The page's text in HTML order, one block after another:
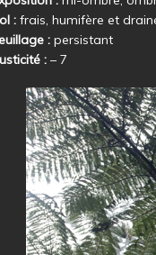
: frais, humifère et
: persistant
: – 7